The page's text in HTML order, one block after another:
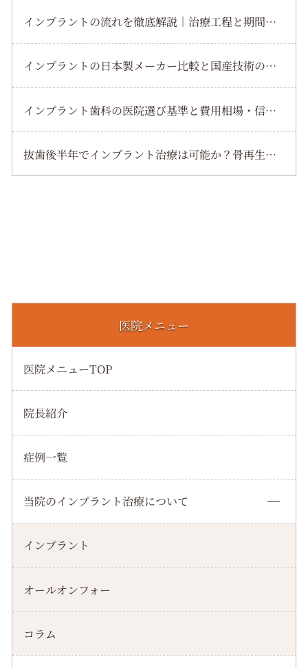
医院メニュー
医院メニューTOP
院長紹介
症例一覧
当院のインプラント治療について
インプラント
オールオンフォー
コラム
インプラントの流れを徹底解説｜治療工程と期間・費用・痛みなどを詳しく紹介
インプラントの日本製メーカー比較と国産技術の違いを徹底解説【特徴・選び方ガイド】
インプラント歯科の医院選び基準と費用相場・信頼できる歯医者の見極め方
抜歯後半年でインプラント治療は可能か？骨再生と適応条件から成功事例まで解説